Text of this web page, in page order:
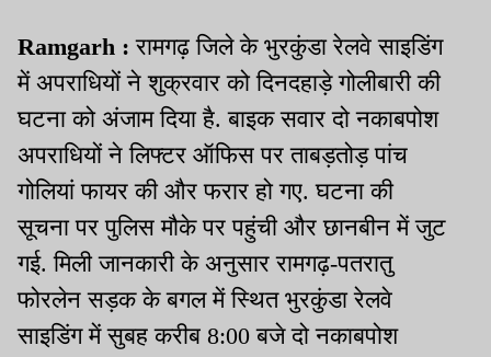
Ramgarh :रामगढ़ जिले के भुरकुंडा रेलवे साइडिंग
में अपराधियों ने शुक्रवार को दिनदहाड़े गोलीबारी की
घटना को अंजाम दिया है. बाइक सवार दो नकाबपोश
अपराधियों ने लिफ्टर ऑफिस पर ताबड़तोड़ पांच
गोलियां फायर की और फरार हो गए. घटना की
सूचना पर पुलिस मौके पर पहुंची और छानबीन में जुट
गई. मिली जानकारी के अनुसार रामगढ़-पतरातु
फोरलेन सड़क के बगल में स्थित भुरकुंडा रेलवे
साइडिंग में सुबह करीब 8:00 बजे दो नकाबपोश